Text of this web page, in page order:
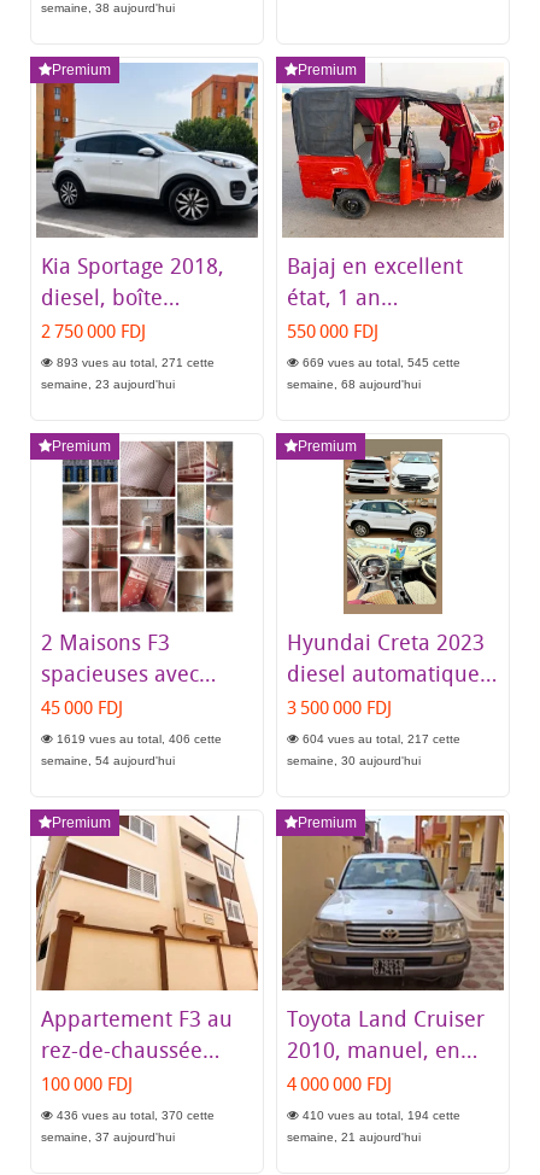
semaine, 38 aujourd'hui
Premium
Kia Sportage 2018,
diesel, boîte
automatique, en
excellent état
2 750 000 FDJ
893 vues au total, 271 cette
semaine, 23 aujourd'hui
Premium
Bajaj en excellent
état, 1 an
d'utilisation
550 000 FDJ
669 vues au total, 545 cette
semaine, 68 aujourd'hui
Premium
2 Maisons F3
spacieuses avec
grande véranda à
Balbala 11
45 000 FDJ
1619 vues au total, 406 cette
semaine, 54 aujourd'hui
Premium
Hyundai Creta 2023
diesel automatique
en excellent état
3 500 000 FDJ
604 vues au total, 217 cette
semaine, 30 aujourd'hui
Premium
Appartement F3 au
rez-de-chaussée
style canadien à
louer à Wadagir 3
100 000 FDJ
436 vues au total, 370 cette
semaine, 37 aujourd'hui
Premium
Toyota Land Cruiser
2010, manuel, en
très bon état
4 000 000 FDJ
410 vues au total, 194 cette
semaine, 21 aujourd'hui